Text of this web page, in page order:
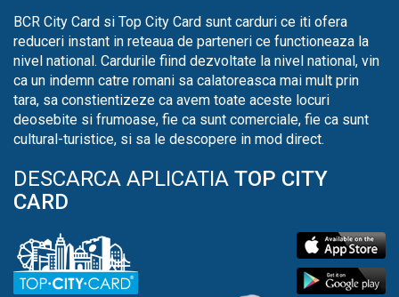
BCR City Card si Top City Card sunt carduri ce iti ofera
reduceri instant in reteaua de parteneri ce functioneaza la
nivel national. Cardurile fiind dezvoltate la nivel national, vin
ca un indemn catre romani sa calatoreasca mai mult prin
tara, sa constientizeze ca avem toate aceste locuri
deosebite si frumoase, fie ca sunt comerciale, fie ca sunt
cultural-turistice, si sa le descopere in mod direct.
DESCARCA APLICATIA TOP CITY
CARD